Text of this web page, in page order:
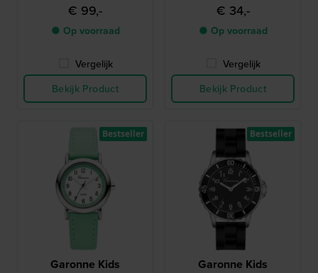
€ 99,-
● Op voorraad
Vergelijk
Bekijk Product
€ 34,-
● Op voorraad
Vergelijk
Bekijk Product
Garonne Kids
Bestseller
Garonne Kids
Bestseller